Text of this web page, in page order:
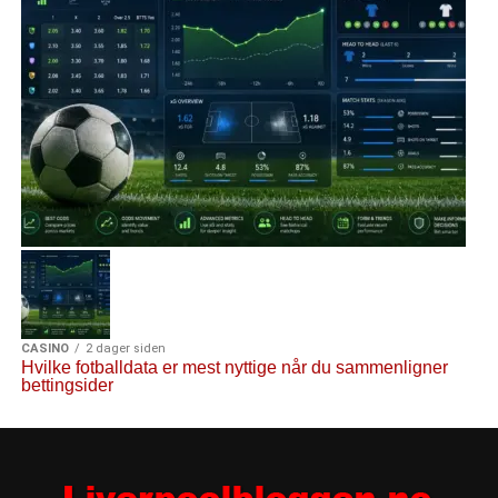
CASINO 2 dager siden
Hvilke fotballdata er mest nyttige når du sammenligner
bettingsider